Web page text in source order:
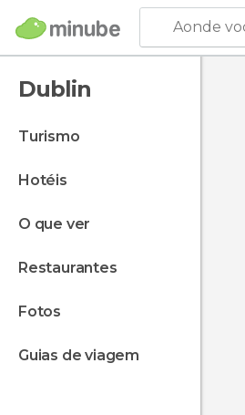
Aonde
Dublin
turismo
hotéis
o que ver
restaurantes
fotos
guias de viagem